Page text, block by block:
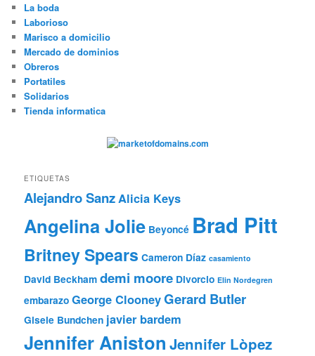
La boda
Laborioso
Marisco a domicilio
Mercado de dominios
Obreros
Portatiles
Solidarios
Tienda informatica
ETIQUETAS
Alejandro Sanz Alicia Keys
Angelina Jolie Beyoncé Brad Pitt
Britney Spears Cameron Díaz casamiento
David Beckham demi moore Divorcio Elin Nordegren
embarazo George ClooneyGerard Butler
Gisele Bundchen javier bardem
Jennifer Aniston Jennifer Lòpez